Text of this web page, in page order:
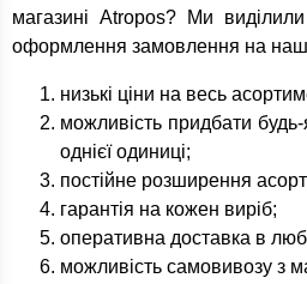
магазині Atropos? Ми
оформлення замовлення на
низькі ціни на весь
можливість придбати будь-
однієї одиниці;
постійне розширення
гарантія на кожен виріб;
оперативна доставка в
можливість самовивозу з